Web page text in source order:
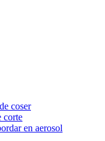
coser
corte
en aerosol